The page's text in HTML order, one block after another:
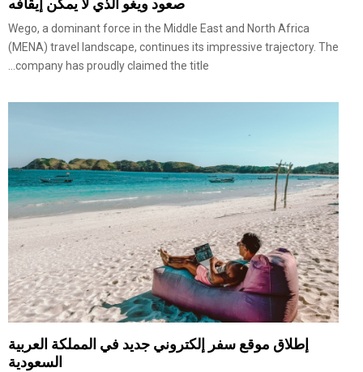
Wego, a dominant force in the Middle East and North Africa
(MENA) travel landscape, continues its impressive trajectory. The
company has proudly claimed the title...
إطلاق موقع سفر إلكتروني جديد في المملكة العربية
السعودية